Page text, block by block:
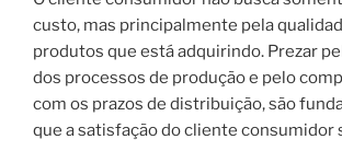
custo, mas principalmente pela
produtos que está adquirindo. Prezar
dos processos de produção e pelo
com os prazos de distribuição, são
que a satisfação do cliente consumidor